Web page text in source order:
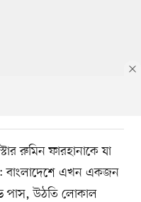
রুমিন ফারহানাকে যা
বাংলাদেশে এখন একজন
পাস, উঠতি লোকাল